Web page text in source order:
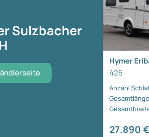
Sulzbacher
Hymer
425
Anzahl
Gesamtlänge
27.890 €